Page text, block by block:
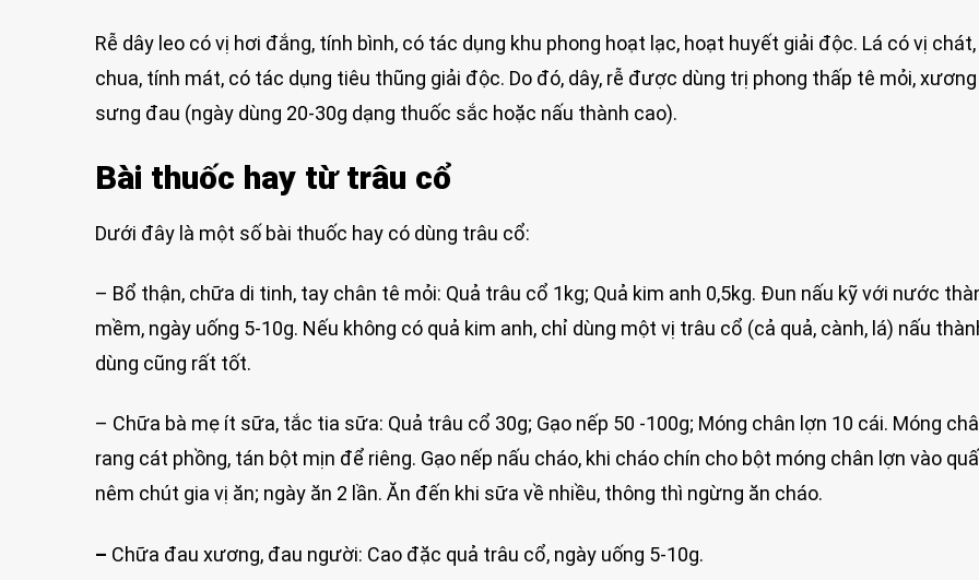
Rễ dây leo có vị hơi đắng, tính bình, có tác dụng khu phong hoạt lạc, hoạt huyết giải độc. Lá có vị
chua, tính mát, có tác dụng tiêu thũng giải độc. Do đó, dây, rễ được dùng trị phong thấp tê mỏi,
sưng đau (ngày dùng 20-30g dạng thuốc sắc hoặc nấu thành cao).
Bài thuốc hay từ trâu cổ
Dưới đây là một số bài thuốc hay có dùng trâu cổ:
– Bổ thận, chữa di tinh, tay chân tê mỏi: Quả trâu cổ 1kg; Quả kim anh 0,5kg. Đun nấu kỹ với nước
mềm, ngày uống 5-10g. Nếu không có quả kim anh, chỉ dùng một vị trâu cổ (cả quả, cành, lá) nấu
dùng cũng rất tốt.
– Chữa bà mẹ ít sữa, tắc tia sữa: Quả trâu cổ 30g; Gạo nếp 50 -100g; Móng chân lợn 10 cái. Móng
rang cát phồng, tán bột mịn để riêng. Gạo nếp nấu cháo, khi cháo chín cho bột móng chân lợn vào
nêm chút gia vị ăn; ngày ăn 2 lần. Ăn đến khi sữa về nhiều, thông thì ngừng ăn cháo.
– Chữa đau xương, đau người: Cao đặc quả trâu cổ, ngày uống 5-10g.